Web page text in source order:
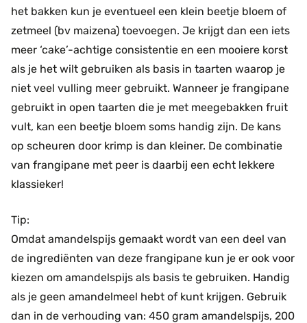
het bakken kun je eventueel een klein beetje bloem of
zetmeel (bv maizena) toevoegen. Je krijgt dan een iets
meer ‘cake’-achtige consistentie en een mooiere korst
als je het wilt gebruiken als basis in taarten waarop je
niet veel vulling meer gebruikt. Wanneer je frangipane
gebruikt in open taarten die je met meegebakken fruit
vult, kan een beetje bloem soms handig zijn. De kans
op scheuren door krimp is dan kleiner. De combinatie
van frangipane met peer is daarbij een echt lekkere
klassieker!
Tip:
Omdat amandelspijs gemaakt wordt van een deel van
de ingrediënten van deze frangipane kun je er ook voor
kiezen om amandelspijs als basis te gebruiken. Handig
als je geen amandelmeel hebt of kunt krijgen. Gebruik
dan in de verhouding van: 450 gram amandelspijs, 200